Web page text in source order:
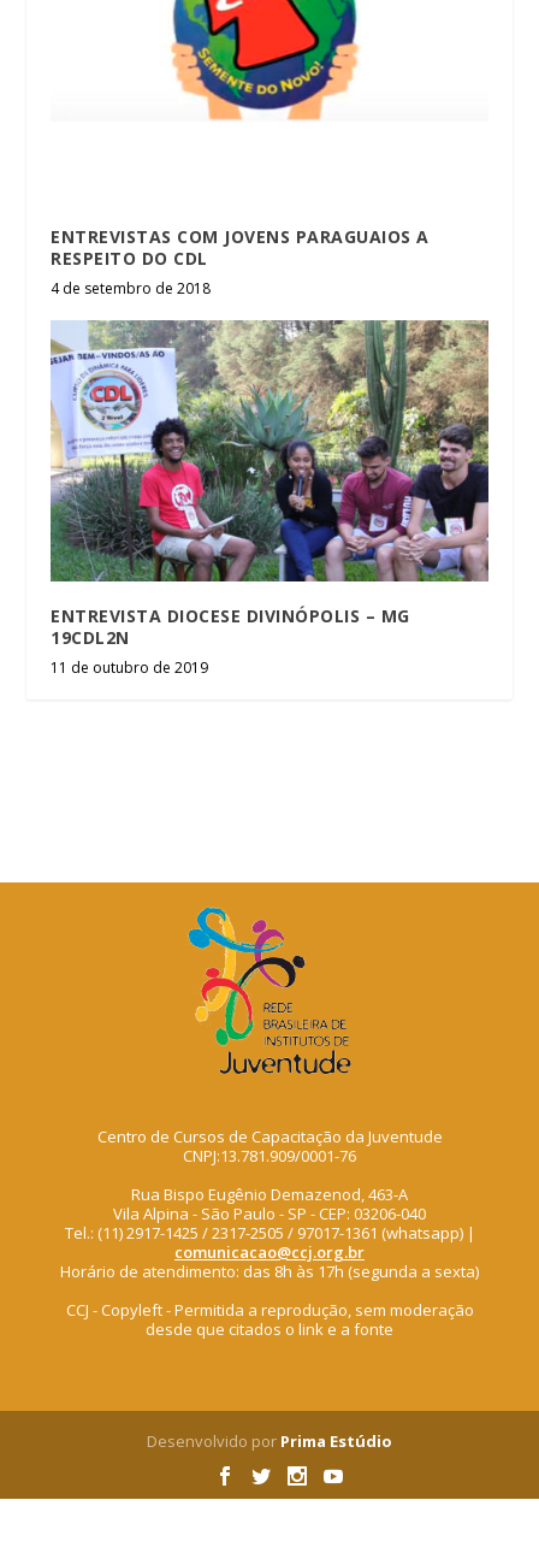
ENTREVISTAS COM JOVENS PARAGUAIOS A
RESPEITO DO CDL
4 de setembro de 2018
ENTREVISTA DIOCESE DIVINÓPOLIS – MG
19CDL2N
11 de outubro de 2019
Centro de Cursos de Capacitação da Juventude
CNPJ:13.781.909/0001-76
Rua Bispo Eugênio Demazenod, 463-A
Vila Alpina - São Paulo - SP - CEP: 03206-040
Tel.: (11) 2917-1425 / 2317-2505 / 97017-1361 (whatsapp) |
comunicacao@ccj.org.br
Horário de atendimento: das 8h às 17h (segunda a sexta)
CCJ - Copyleft - Permitida a reprodução, sem moderação
desde que citados o link e a fonte
Desenvolvido por Prima Estúdio